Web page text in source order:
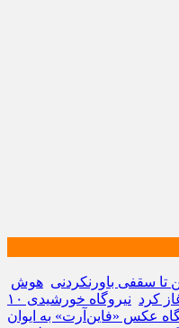
تا سقفی باورنکردنی هوش
کرد
نیروگاه خورشیدی ۱۰
عکس «فاین‌آرت» به ایوان